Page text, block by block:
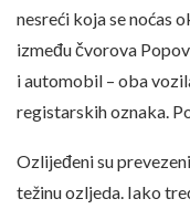
nesreći koja se noćas
između čvorova
i automobil – oba
registarskih oznaka.
Ozlijeđeni su
težinu ozljeda. Iako